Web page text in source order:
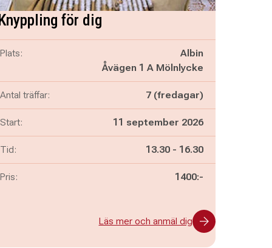
för dig
Plats:
Albin
Åvägen 1 A Mölnlycke
Antal träffar: 7 (fredagar)
Start: 11 september 2026
Tid: Pågår mellan
13.30 - och
16.30
Pris: 1400:-
Läs mer och anmäl dig